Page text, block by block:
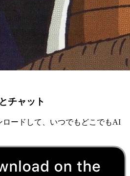
チャット
ロードして、いつでもどこでもAI